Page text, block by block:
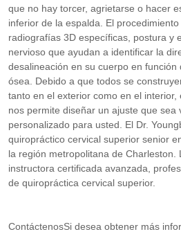
que no hay torcer, agrietarse o hacer
inferior de la espalda. El
radiografías 3D específicas, postura y
nervioso que ayudan a identificar la
desalineación en su cuerpo en función
ósea. Debido a que todos se
tanto en el exterior como en el interior,
nos permite diseñar un ajuste que sea
personalizado para usted. El Dr.
quiropráctico cervical superior senior
la región metropolitana de Charleston.
instructora certificada avanzada,
de quiropráctica cervical superior.
ContáctenosSi desea obtener más